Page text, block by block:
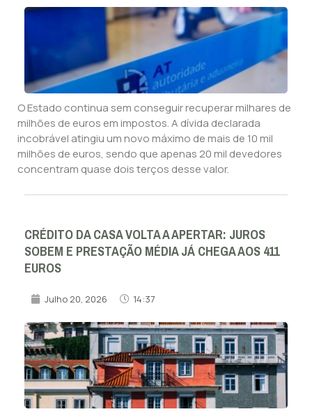
O Estado continua sem conseguir recuperar milhares de
milhões de euros em impostos. A dívida declarada
incobrável atingiu um novo máximo de mais de 10 mil
milhões de euros, sendo que apenas 20 mil devedores
concentram quase dois terços desse valor.
CRÉDITO DA CASA VOLTA A APERTAR: JUROS
SOBEM E PRESTAÇÃO MÉDIA JÁ CHEGA AOS 411
EUROS
Julho 20, 2026 14:37